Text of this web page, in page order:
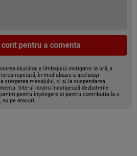
pentru a comenta
injuriilor, a limbajului instigator la ură, a
repetată, în mod abuziv, a aceluiași
ștergerea mesajului, ci și la suspendarea
Site-ul nostru încurajează dezbaterile
pentru înțelegere și pentru contribuția la o
nu pe atacuri.